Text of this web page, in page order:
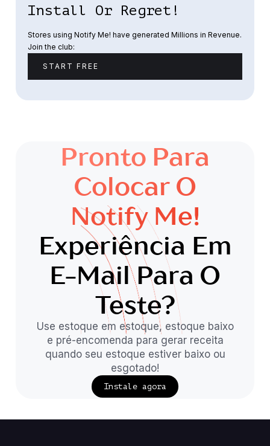
Install Or Regret!
Stores using Notify Me! have generated Millions in Revenue.
Join the club:
START FREE
Pronto Para
Colocar O
Notify Me!
Experiência Em
E-Mail Para O
Teste?
Use estoque em estoque, estoque baixo
e pré-encomenda para gerar receita
quando seu estoque estiver baixo ou
esgotado!
Instale agora